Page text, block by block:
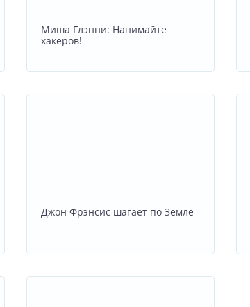
Миша Глэнни: Нанимайте
хакеров!
Джон Фрэнсис шагает по Земле